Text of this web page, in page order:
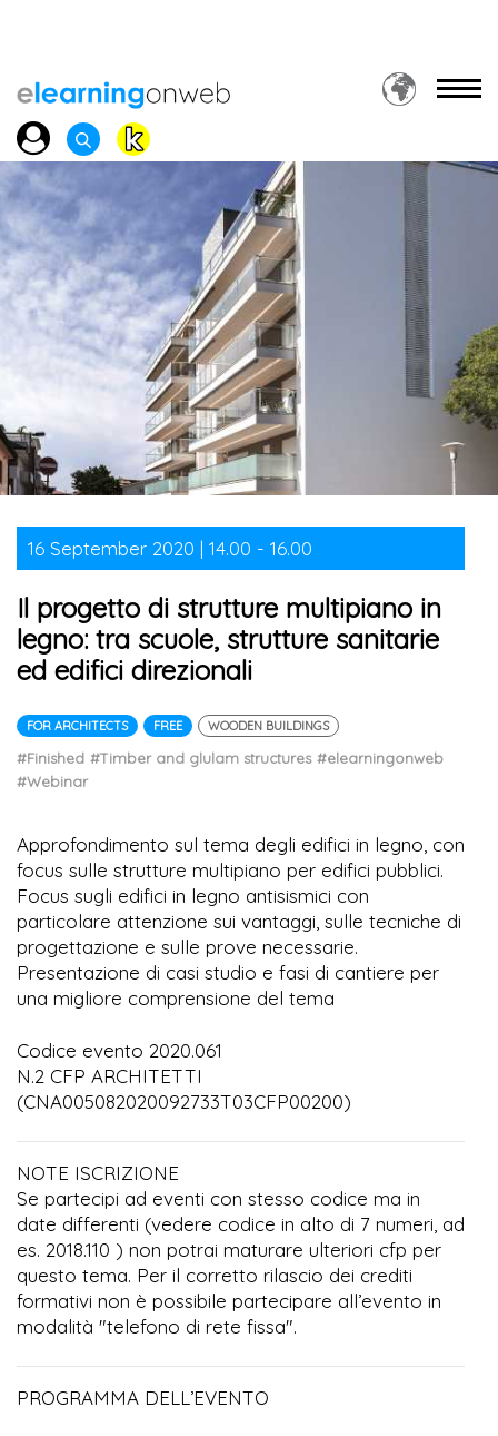
16 September 2020 | 14.00 - 16.00
Il progetto di strutture multipiano in
legno: tra scuole, strutture sanitarie
ed edifici direzionali
FOR ARCHITECTS FREE WOODEN BUILDINGS
#Finished #Timber and glulam structures #elearningonweb
#Webinar
Approfondimento sul tema degli edifici in legno, con
focus sulle strutture multipiano per edifici pubblici.
Focus sugli edifici in legno antisismici con
particolare attenzione sui vantaggi, sulle tecniche di
progettazione e sulle prove necessarie.
Presentazione di casi studio e fasi di cantiere per
una migliore comprensione del tema
Codice evento 2020.061
N.2 CFP ARCHITETTI
(CNA005082020092733T03CFP00200)
NOTE ISCRIZIONE
Se partecipi ad eventi con stesso codice ma in
date differenti (vedere codice in alto di 7 numeri, ad
es. 2018.110 ) non potrai maturare ulteriori cfp per
questo tema. Per il corretto rilascio dei crediti
formativi non è possibile partecipare all’evento in
modalità "telefono di rete fissa".
PROGRAMMA DELL’EVENTO